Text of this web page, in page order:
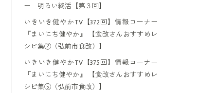
ー 明るい終活【第３回】
いきいき健やかTV【372回】情報コーナー
『まいにち健やか』 【食改さんおすすめレ
シピ集②（弘前市食改）】
いきいき健やかTV【375回】情報コーナー
『まいにち健やか』 【食改さんおすすめレ
シピ集⑤（弘前市食改）】